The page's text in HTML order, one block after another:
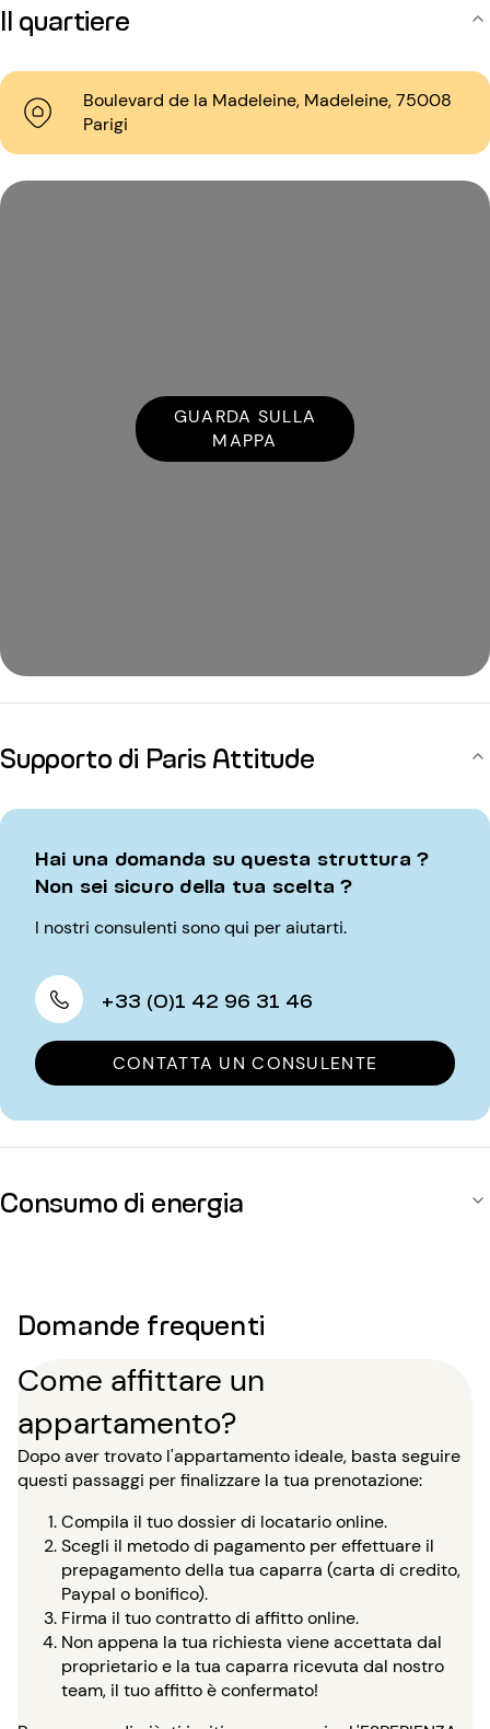
Il quartiere
Boulevard de la Madeleine, Madeleine, 75008
Parigi
GUARDA SULLA
MAPPA
Supporto di Paris Attitude
Hai una domanda su questa struttura ?
Non sei sicuro della tua scelta ?
I nostri consulenti sono qui per aiutarti.
+33 (0)1 42 96 31 46
CONTATTA UN CONSULENTE
Consumo di energia
Domande frequenti
Come affittare un
appartamento?
Dopo aver trovato l'appartamento ideale, basta seguire
questi passaggi per finalizzare la tua prenotazione:
Compila il tuo dossier di locatario online.
Scegli il metodo di pagamento per effettuare il
prepagamento della tua caparra (carta di credito,
Paypal o bonifico).
Firma il tuo contratto di affitto online.
Non appena la tua richiesta viene accettata dal
proprietario e la tua caparra ricevuta dal nostro
team, il tuo affitto è confermato!